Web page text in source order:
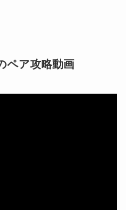
ペア攻略動画